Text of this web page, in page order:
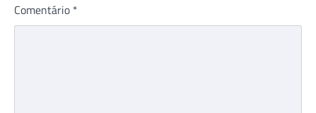
Comentário *